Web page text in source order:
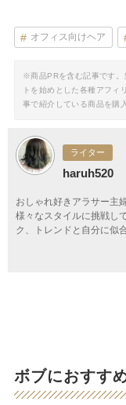
オフィス向けヘア
※商品PRを含む記事です。
トを始めとした各種アフィ
事で紹介している商品を購
ライター
haruh520
おしゃれ好きアラサー主
様々なスタイルに挑戦し
ク、トレンドと自分に似
ボブにおすす